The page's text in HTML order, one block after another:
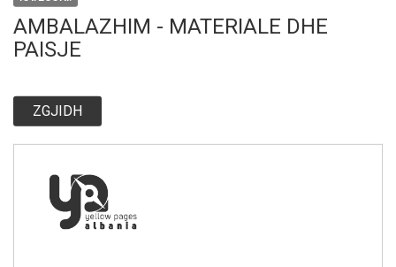
AMBALAZHIM - MATERIALE DHE
PAISJE
ZGJIDH